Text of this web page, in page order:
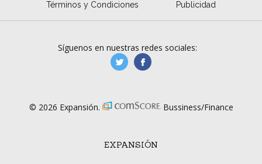
Términos y Condiciones Publicidad
EXPANSIÓN
Síguenos en nuestras redes sociales:
manufacturaGE
© 2026 Expansión. Bussiness/Finance